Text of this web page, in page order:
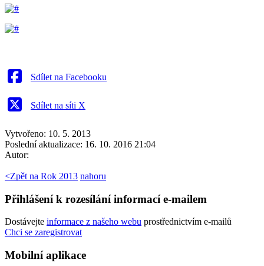
Sdílet na Facebooku
Sdílet na síti X
Vytvořeno: 10. 5. 2013
Poslední aktualizace: 16. 10. 2016 21:04
Autor:
<Zpět na Rok 2013 nahoru
Přihlášení k rozesílání informací e-mailem
Dostávejte informace z našeho webu prostřednictvím e-mailů
Chci se zaregistrovat
Mobilní aplikace